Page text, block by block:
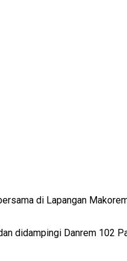
di Lapangan
didampingi Danrem 102